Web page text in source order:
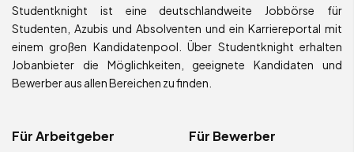
Studentknight ist eine deutschlandweite Jobbörse für
Studenten, Azubis und Absolventen und ein Karriereportal mit
einem großen Kandidatenpool. Über Studentknight erhalten
Jobanbieter die Möglichkeiten, geeignete Kandidaten und
Bewerber aus allen Bereichen zu finden.
Für Arbeitgeber Für Bewerber